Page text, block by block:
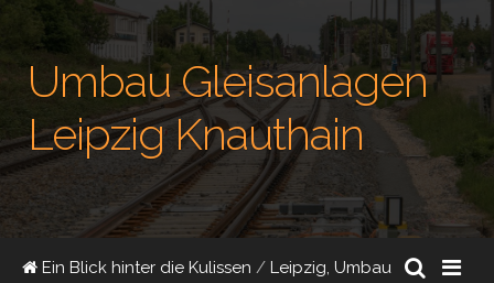
Umbau Gleisanlagen
Leipzig Knauthain
Ein Blick hinter die Kulissen / Leipzig, Umbau